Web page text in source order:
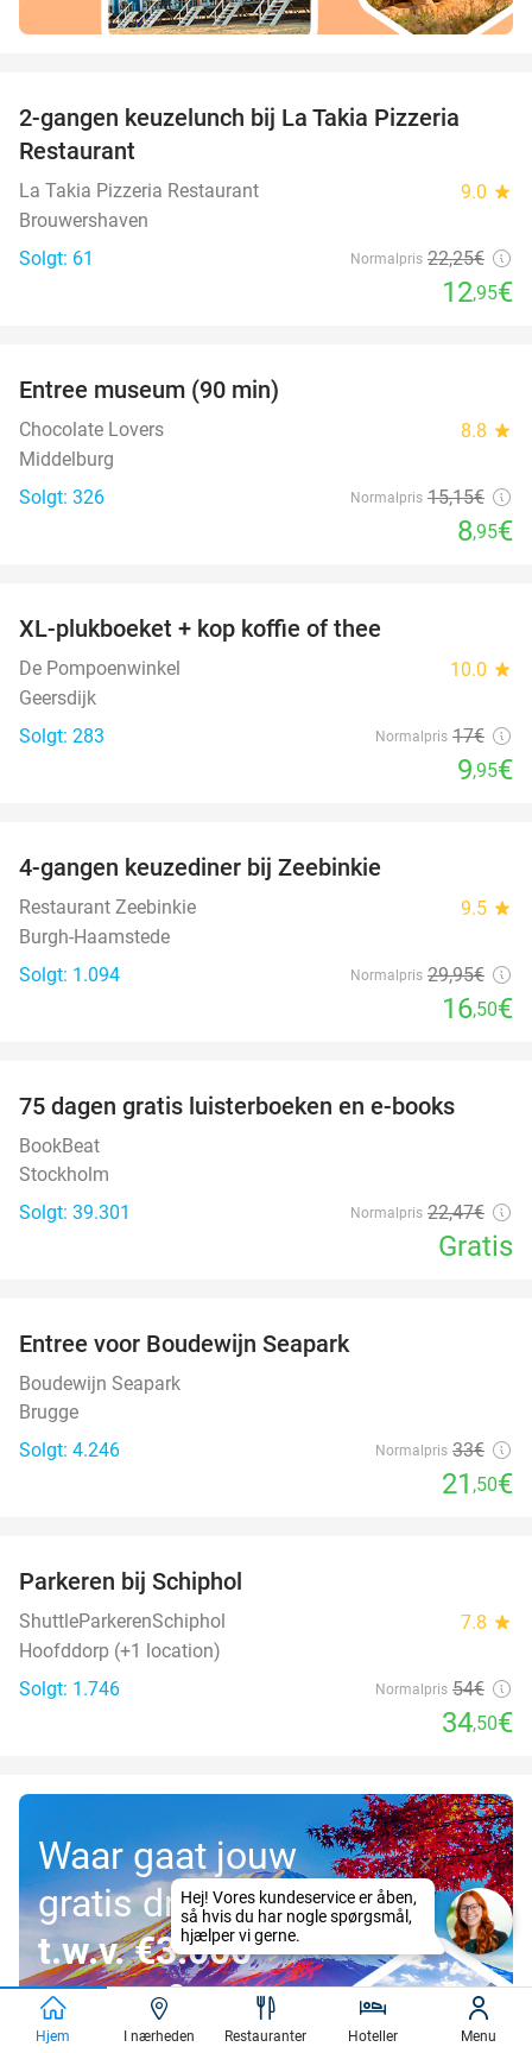
2-gangen keuzelunch bij La Takia Pizzeria
Restaurant
La Takia Pizzeria Restaurant 9.0 star
Brouwershaven
Solgt: 61
Normalpris 22,25€
12,95€
Entree museum (90 min)
Chocolate Lovers 8.8 star
Middelburg
Solgt: 326
Normalpris 15,15€
8,95€
XL-plukboeket + kop koffie of thee
De Pompoenwinkel 10.0 star
Geersdijk
Solgt: 283
Normalpris 17€
9,95€
4-gangen keuzediner bij Zeebinkie
Restaurant Zeebinkie 9.5 star
Burgh-Haamstede
Solgt: 1.094
Normalpris 29,95€
16,50€
75 dagen gratis luisterboeken en e-books
BookBeat
Stockholm
Solgt: 39.301
Normalpris 22,47€
Gratis
Entree voor Boudewijn Seapark
Boudewijn Seapark
Brugge
Solgt: 4.246
Normalpris 33€
21 ,50€
Parkeren bij Schiphol
ShuttleParkerenSchiphol 7.8 star
Hoofddorp (+1 location)
Solgt: 1.746
Normalpris 54€
34,50€
Waar gaat jouw
gratis droomreis
t.w.v. €3.000
naartoe?
Hjem I nærheden Restauranter Hoteller Menu